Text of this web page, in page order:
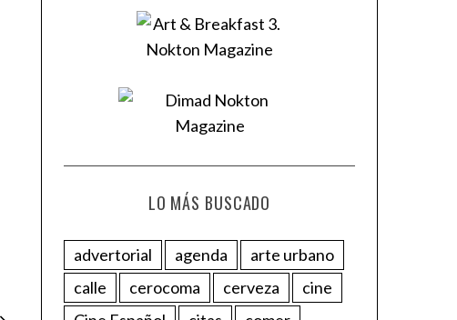
LO MÁS BUSCADO
advertorial agenda
arte urbano
calle
cerocoma cerveza
cine